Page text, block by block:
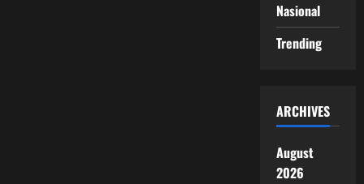
Nasional
Trending
ARCHIVES
August
2026